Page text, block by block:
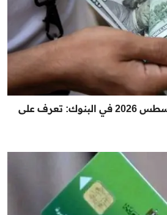
أسعار الدولار اليوم 9 أغسطس 2026 في البنوك: تعرف على